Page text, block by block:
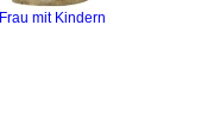
Frau mit Kindern